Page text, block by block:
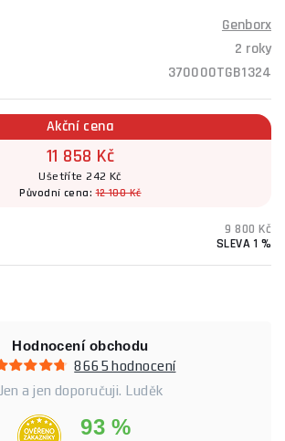
Genborx
2 roky
370000TGB1324
Akční cena
11 858 Kč
Ušetříte 242 Kč
Původní cena:12 100 Kč
9 800 Kč
SLEVA 1 %
Hodnocení obchodu
8665 hodnocení
Jen a jen doporučuji. Luděk
93 %